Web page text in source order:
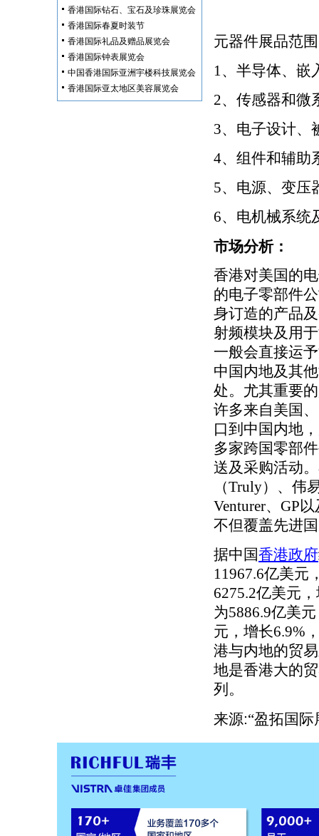
香港国际钻石、宝石及珍珠展览会
香港国际春夏时装节
香港国际礼品及赠品展览会
香港国际钟表展览会
中国香港国际亚洲宇楼科技展览会
香港国际亚太地区美容展览会
元器件展品范围
1、半导体、嵌
2、传感器和微
3、电子设计、
4、组件和辅助
5、电源、变压
6、电机械系统
市场分析：
香港对美国的
的电子零部件
身订造的产品
射频模块及用
一般会直接运
中国内地及其
处。尤其重要
许多来自美国
口到中国内地
多家跨国零部
送及采购活动
（Truly）、伟
Venturer、GP
不但覆盖先进
据中国香港政府
11967.6亿美元
6275.2亿美元
为5886.9亿美
元，增长6.9%
港与内地的贸
地是香港大的
列。
来源:“盈拓国际